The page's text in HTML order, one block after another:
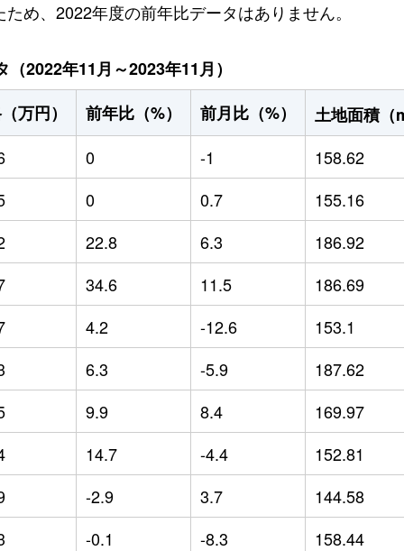
め、2022年度の前年比データはありません。
2022年11月～2023年11月）
万円） 前年比（%） 前月比（%） 土地面積（
0 -1 158.62
0 0.7 155.16
22.8 6.3 186.92
34.6 11.5 186.69
4.2 -12.6 153.1
6.3 -5.9 187.62
9.9 8.4 169.97
14.7 -4.4 152.81
-2.9 3.7 144.58
-0.1 -8.3 158.44